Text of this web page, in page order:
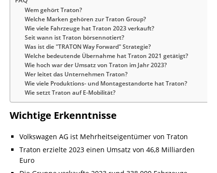
Wem gehört Traton?
Welche Marken gehören zur Traton Group?
Wie viele Fahrzeuge hat Traton 2023 verkauft?
Seit wann ist Traton börsennotiert?
Was ist die "TRATON Way Forward" Strategie?
Welche bedeutende Übernahme hat Traton 2021 getätigt?
Wie hoch war der Umsatz von Traton im Jahr 2023?
Wer leitet das Unternehmen Traton?
Wie viele Produktions- und Montagestandorte hat Traton?
Wie setzt Traton auf E-Mobilität?
Wichtige Erkenntnisse
Volkswagen AG ist Mehrheitseigentümer von Traton
Traton erzielte 2023 einen Umsatz von 46,8 Milliarden
Euro